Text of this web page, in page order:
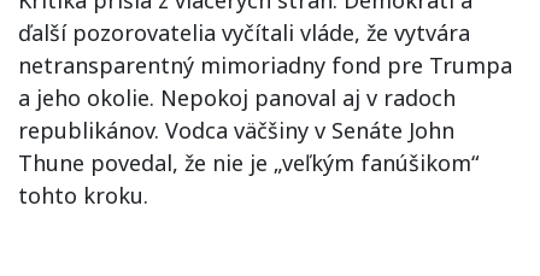
ďalší pozorovatelia vyčítali vláde, že vytvára
netransparentný mimoriadny fond pre Trumpa
a jeho okolie. Nepokoj panoval aj v radoch
republikánov. Vodca väčšiny v Senáte John
Thune povedal, že nie je „veľkým fanúšikom“
tohto kroku.